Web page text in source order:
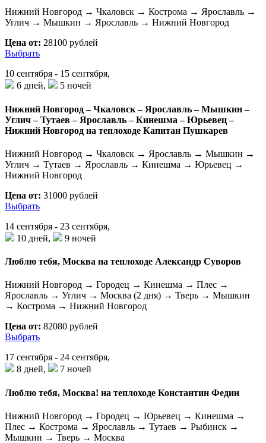
Нижний Новгород → Чкаловск → Кострома → Ярославль →
Углич → Мышкин → Ярославль → Нижний Новгород
Цена от: 28100 рублей
Выбрать
10 сентября - 15 сентября,
6 дней,
5 ночей
Нижний Новгород – Чкаловск – Ярославль – Мышкин –
Углич – Тутаев – Ярославль – Кинешма – Юрьевец –
Нижний Новгород на теплоходе Капитан Пушкарев
Нижний Новгород → Чкаловск → Ярославль → Мышкин →
Углич → Тутаев → Ярославль → Кинешма → Юрьевец →
Нижний Новгород
Цена от: 31000 рублей
Выбрать
14 сентября - 23 сентября,
10 дней,
9 ночей
Люблю тебя, Москва на теплоходе Александр Суворов
Нижний Новгород → Городец → Кинешма → Плес →
Ярославль → Углич → Москва (2 дня) → Тверь → Мышкин
→ Кострома → Нижний Новгород
Цена от: 82080 рублей
Выбрать
17 сентября - 24 сентября,
8 дней,
7 ночей
Люблю тебя, Москва! на теплоходе Константин Федин
Нижний Новгород → Городец → Юрьевец → Кинешма →
Плес → Кострома → Ярославль → Тутаев → Рыбинск →
Мышкин → Тверь → Москва